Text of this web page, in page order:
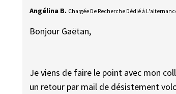
Angélina B. Chargée De Recherche Dédié à
Bonjour Gaëtan,
Je viens de faire le point avec mon
un retour par mail de désistement